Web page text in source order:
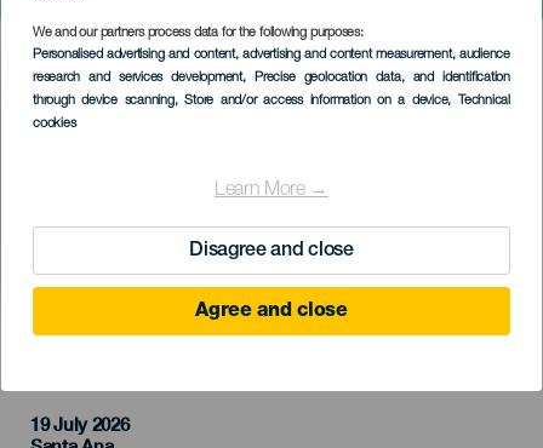
We and our partners process data for the following purposes:
Personalised advertising and content, advertising and content measurement, audience
research and services development, Precise geolocation data, and identification
through device scanning, Store and/or access information on a device, Technical
cookies
Learn More →
Disagree and close
Agree and close
Imagen
Listado
19 July 2026